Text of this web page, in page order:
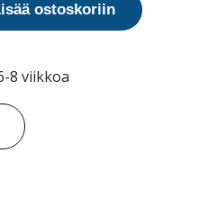
ostoskoriin
8 viikkoa